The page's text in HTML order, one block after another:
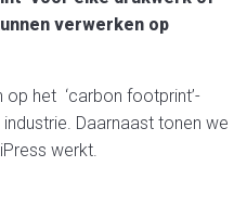
verwerken op
op het ‘carbon footprint’-
Daarnaast tonen we
werkt.